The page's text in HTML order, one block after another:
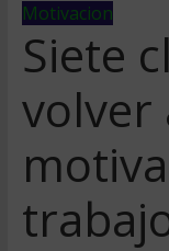
Motivacion
Siete
volver